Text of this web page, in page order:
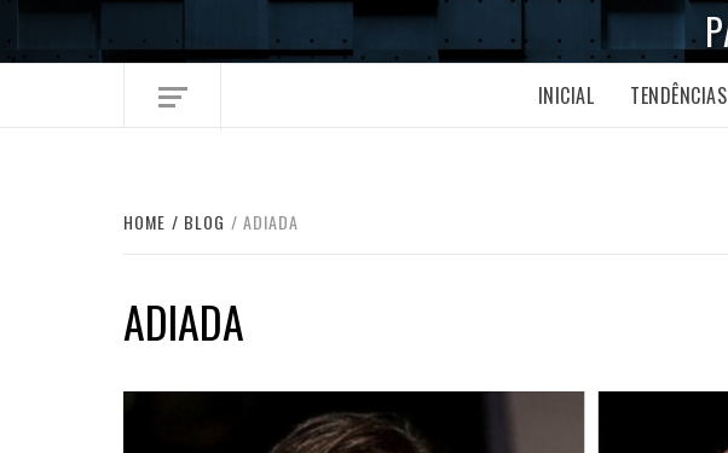
INICIAL TENDÊNCIAS
HOME BLOG ADIADA
ADIADA